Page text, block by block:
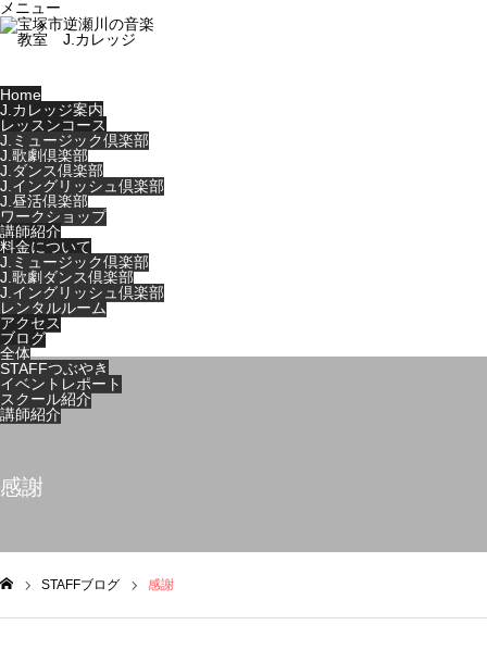
メニュー
Home
J.カレッジ案内
レッスンコース
J.ミュージック倶楽部
J.歌劇倶楽部
J.ダンス倶楽部
J.イングリッシュ倶楽部
J.昼活倶楽部
ワークショップ
講師紹介
料金について
J.ミュージック倶楽部
J.歌劇ダンス倶楽部
J.イングリッシュ倶楽部
レンタルルーム
アクセス
ブログ
全体
STAFFつぶやき
イベントレポート
スクール紹介
講師紹介
感謝
STAFFブログ 感謝